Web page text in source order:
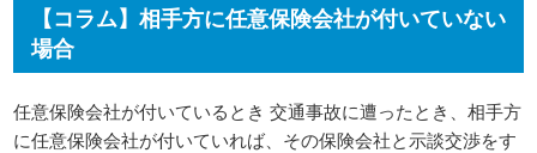
【コラム】相手方に任意保険会社が付いていない
場合
任意保険会社が付いているとき 交通事故に遭ったとき、相手方
に任意保険会社が付いていれば、その保険会社と示談交渉をす